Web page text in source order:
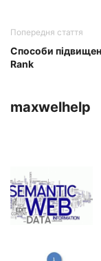
Попередня стаття
Способи
Rank
maxwelhelp